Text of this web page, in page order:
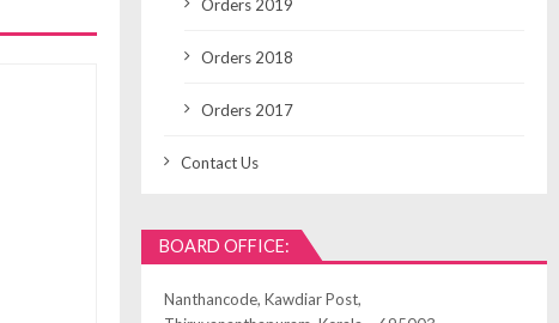
Orders 2019
Orders 2018
Orders 2017
Contact Us
BOARD OFFICE:
Nanthancode, Kawdiar Post,